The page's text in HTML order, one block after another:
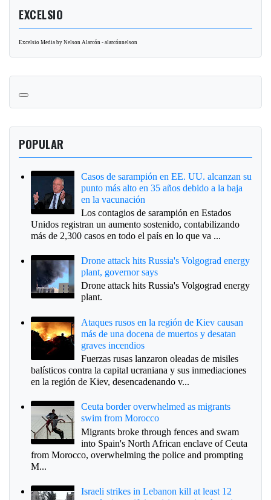
EXCELSIO
Excelsio Media by Nelson Alarcón - alarcónnelson
POPULAR
Casos de sarampión en EE. UU. alcanzan su
punto más alto en 35 años debido a la baja
en la vacunación
Los contagios de sarampión en Estados
Unidos registran un aumento sostenido, contabilizando
más de 2,300 casos en todo el país en lo que va ...
Drone attack hits Russia's Volgograd energy
plant, governor says
Drone attack hits Russia's Volgograd energy
plant.
Ataques rusos en la región de Kiev causan
más de una docena de muertos y desatan
graves incendios
Fuerzas rusas lanzaron oleadas de misiles
balísticos contra la capital ucraniana y sus inmediaciones
en la región de Kiev, desencadenando v...
Ceuta border overwhelmed as migrants
swim from Morocco
Migrants broke through fences and swam
into Spain's North African enclave of Ceuta
from Morocco, overwhelming the police and prompting
M...
Israeli strikes in Lebanon kill at least 12